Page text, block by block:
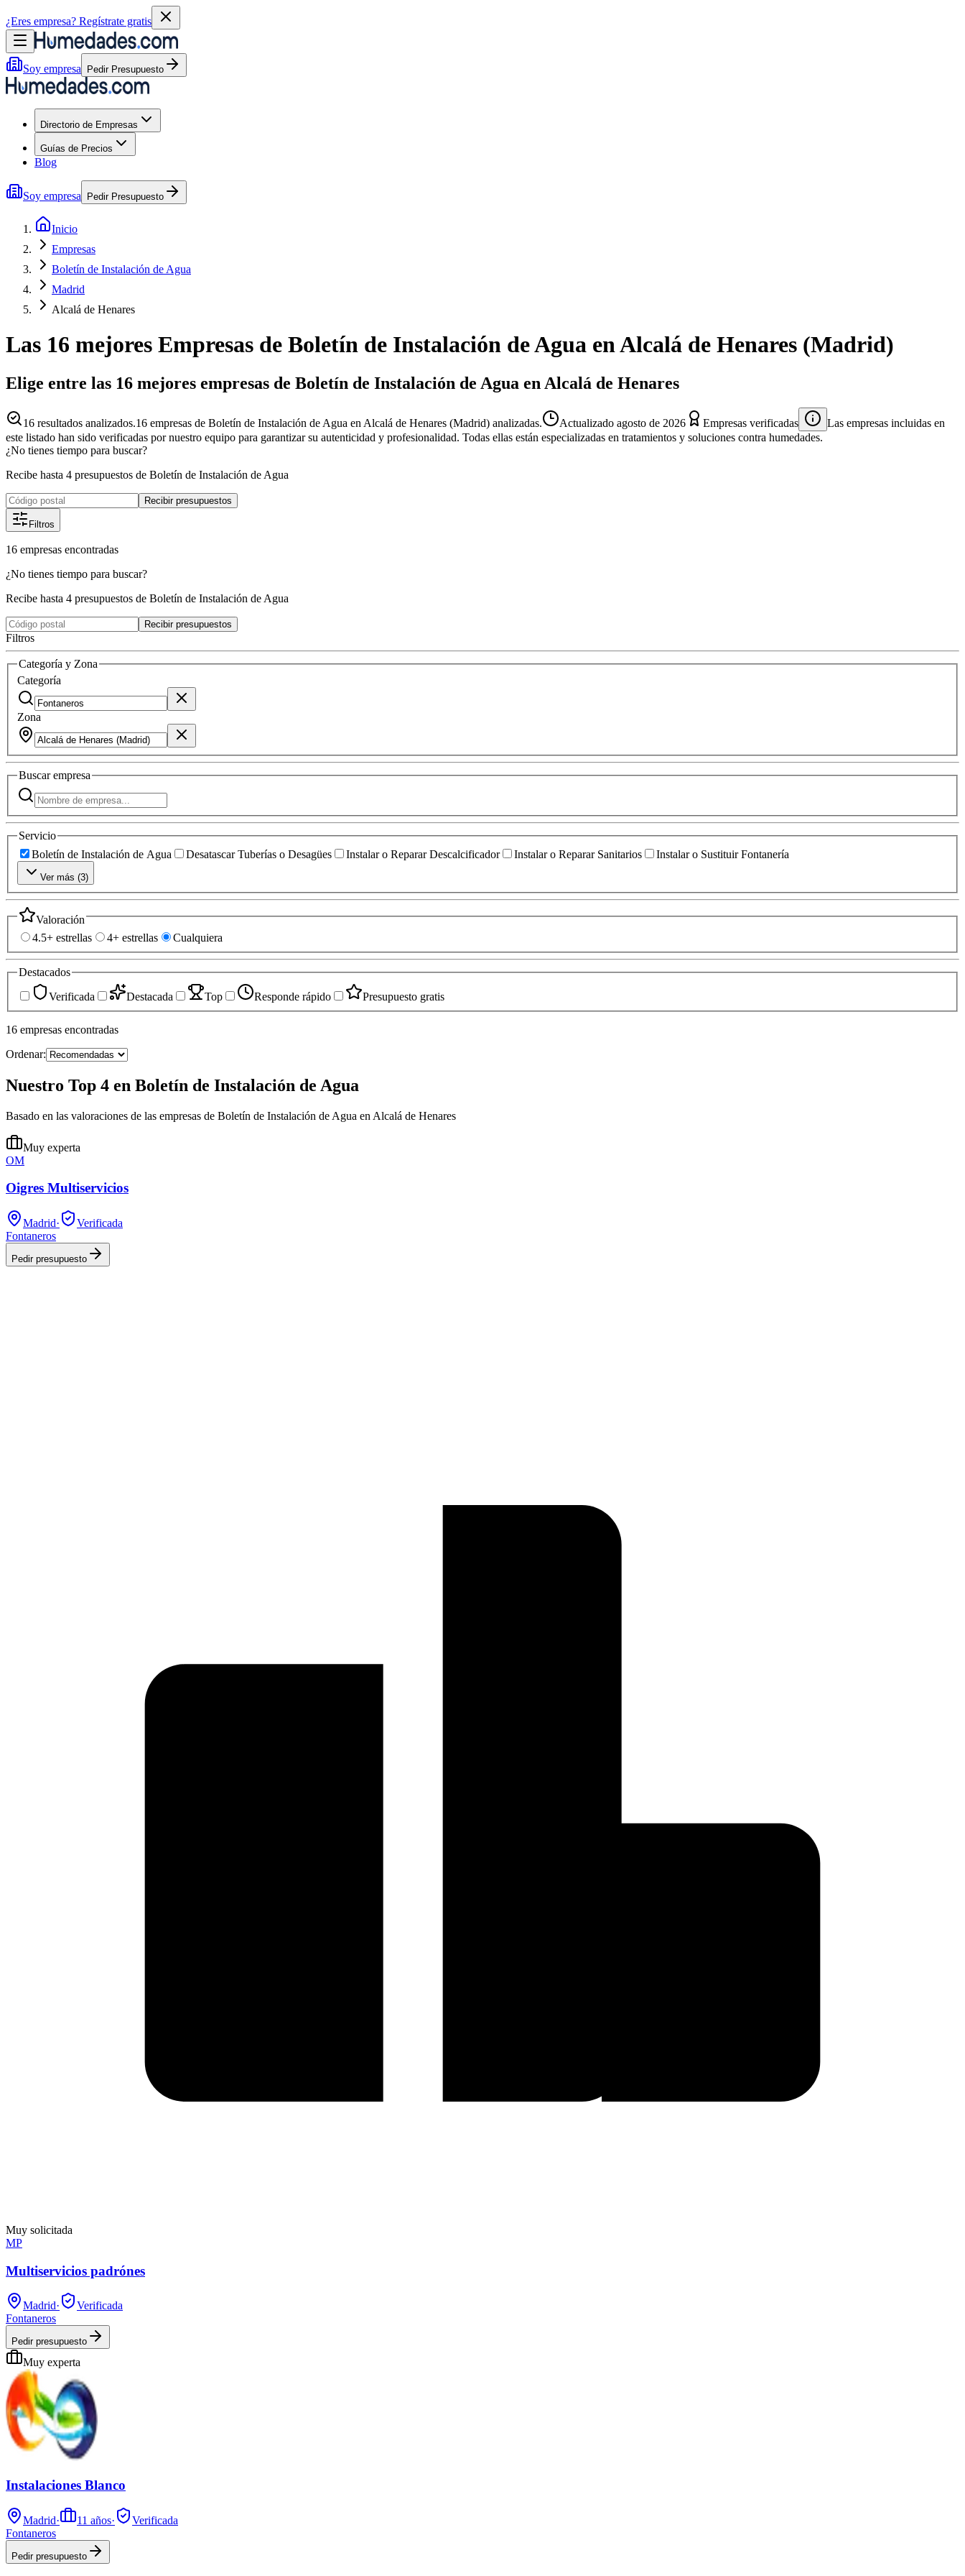
¿Eres empresa? Regístrate gratis
Soy empresa Pedir Presupuesto
Directorio de Empresas
Guías de Precios
Blog
Soy empresa Pedir Presupuesto
Inicio
Empresas
Boletín de Instalación de Agua
Madrid
Alcalá de Henares
Las 16 mejores Empresas de Boletín de Instalación de Agua enAlcalá de Henares (Madrid)
Elige entre las 16 mejores empresas de Boletín de Instalación de Agua en Alcalá de Henares
16 resultados analizados.16 empresas de Boletín de Instalación de Agua en Alcalá de Henares (Madrid) analizadas. Actualizado agosto de 2026 Empresas verificadas
Las empresas incluidas en
este listado han sido verificadas por nuestro equipo para garantizar su autenticidad y profesionalidad. Todas ellas están especializadas en tratamientos y soluciones contra humedades.
¿No tienes tiempo para buscar?
Recibe hasta 4 presupuestos de Boletín de Instalación de Agua
Recibir presupuestos
Filtros
16 empresas encontradas
¿No tienes tiempo para buscar?
Recibe hasta 4 presupuestos de Boletín de Instalación de Agua
Recibir presupuestos
Filtros
Categoría y Zona
Categoría
Zona
Buscarempresa
Servicio
Boletín de Instalación de Agua
Desatascar Tuberías o Desagües Instalar o Reparar Descalcificador Instalar o Reparar Sanitarios Instalar o Sustituir Fontanería
Ver más (3)
Valoración
4.5+ estrellas
4+ estrellas Cualquiera
Destacados
Verificada
Destacada Top Responde rápido Presupuesto gratis
16 empresas encontradas
Ordenar:
Nuestro Top 4 en Boletín de Instalación de Agua
Basado en las valoraciones de las empresas de Boletín de Instalación de Agua en Alcalá de Henares
Muy experta
OM
Oigres Multiservicios
Madrid·
Verificada
Fontaneros
Pedir presupuesto
Muy solicitada
MP
Multiservicios padrónes
Madrid·
Verificada
Fontaneros
Pedir presupuesto
Muy experta
Instalaciones Blanco
Madrid· 11 años·
Verificada
Fontaneros
Pedir presupuesto